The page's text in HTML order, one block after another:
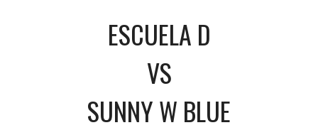
ESCUELA D
VS
SUNNY W BLUE